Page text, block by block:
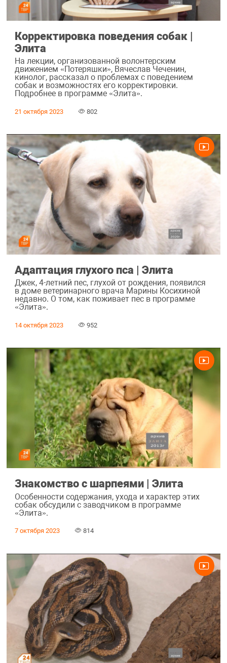
Корректировка поведения собак |
Элита
На лекции, организованной волонтерским
движением «Потеряшки», Вячеслав Чеченин,
кинолог, рассказал о проблемах с поведением
собак и возможностях его корректировки.
Подробнее в программе «Элита».
21 октября 2023 802
Адаптация глухого пса | Элита
Джек, 4-летний пес, глухой от рождения, появился
в доме ветеринарного врача Марины Косихиной
недавно. О том, как поживает пес в программе
«Элита».
14 октября 2023 952
Знакомство с шарпеями | Элита
Особенности содержания, ухода и характер этих
собак обсудили с заводчиком в программе
«Элита».
7 октября 2023 814